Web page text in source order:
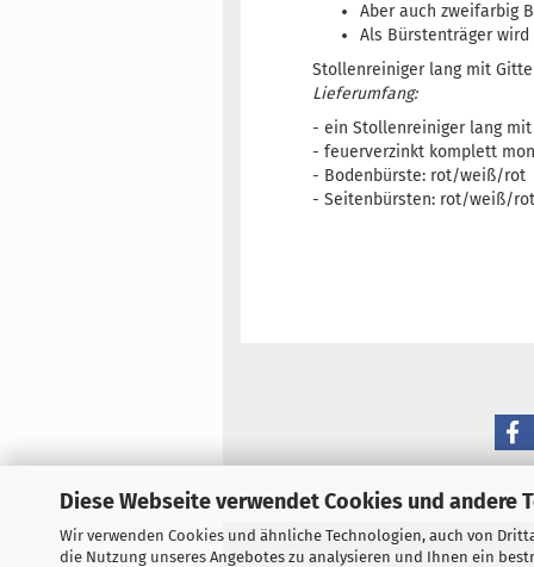
Diese Webseite verwendet Cookies und andere
Wir verwenden Cookies und ähnliche Technologien, auch von
die Nutzung unseres Angebotes zu analysieren und Ihnen ein
Aber auch zweifarbig
Als Bürstenträger
Stollenreiniger lang mit
Lieferumfang:
- ein Stollenreiniger lang
- feuerverzinkt komplett
- Bodenbürste: rot/weiß/rot
- Seitenbürsten: rot/weiß/rot
Referenzen AGB Impressum